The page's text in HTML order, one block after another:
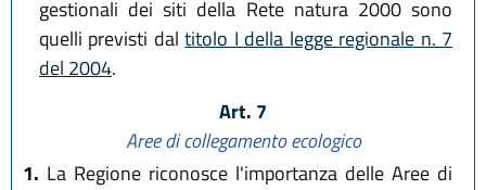
gestionali dei siti della Rete natura 2000 sono
quelli previsti daltitolo I della legge regionale n. 7
del 2004.
Art. 7
Aree di collegamento ecologico
1. La Regione riconosce l'importanza delle Aree di